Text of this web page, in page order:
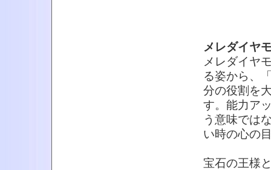
メレダイヤ
メレダイヤ
る姿から、
分の役割を
す。能力ア
う意味では
い時の心の
宝石の王様